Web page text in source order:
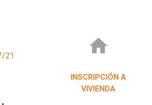
21 home
INSCRIPCIÓN A
VIVIENDA